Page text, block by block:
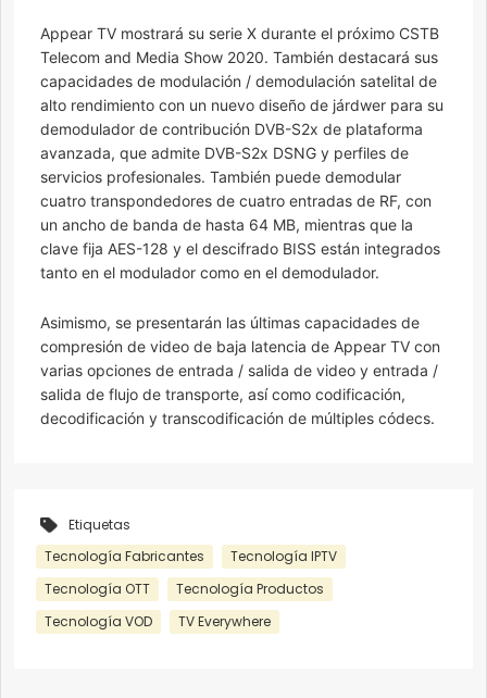
Appear TV mostrará su serie X durante el próximo CSTB
Telecom and Media Show 2020. También destacará sus
capacidades de modulación / demodulación satelital de
alto rendimiento con un nuevo diseño de járdwer para su
demodulador de contribución DVB-S2x de plataforma
avanzada, que admite DVB-S2x DSNG y perfiles de
servicios profesionales. También puede demodular
cuatro transpondedores de cuatro entradas de RF, con
un ancho de banda de hasta 64 MB, mientras que la
clave fija AES-128 y el descifrado BISS están integrados
tanto en el modulador como en el demodulador.
Asimismo, se presentarán las últimas capacidades de
compresión de video de baja latencia de Appear TV con
varias opciones de entrada / salida de video y entrada /
salida de flujo de transporte, así como codificación,
decodificación y transcodificación de múltiples códecs.
Etiquetas
Tecnología Fabricantes
Tecnología IPTV
Tecnología OTT
Tecnología Productos
Tecnología VOD
TV Everywhere